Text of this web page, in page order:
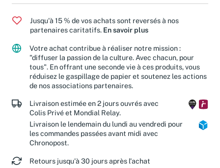
Jusqu'à 15 % de vos achats sont reversés à nos
partenaires caritatifs. En savoir plus
Votre achat contribue à réaliser notre mission :
"diffuser la passion de la culture. Avec chacun, pour
tous". En offrant une seconde vie à ces produits, vous
réduisez le gaspillage de papier et soutenez les actions
de nos associations partenaires.
Livraison estimée en 2 jours ouvrés avec
Colis Privé et Mondial Relay.
Livraison le lendemain du lundi au vendredi pour
les commandes passées avant midi avec
Chronopost.
Retours jusqu'à 30 jours après l'achat